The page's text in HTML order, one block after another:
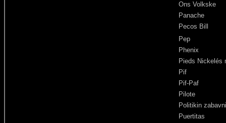
Ons Volkske
Panache
Pecos Bill
Pep
Phenix
Pieds Nickelés
Pif
Pif-Paf
Pilote
Politikin
Puertitas